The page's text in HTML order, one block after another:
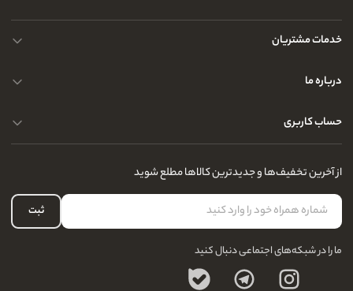
خدمات مشتریان
نحوه ارسال کالا
راهنمای قوانین و مقررات
تماس با ما
سوالات متداول
درباره ما
پرسش و پاسخ های متداول
مجله و بلاگ
حساب کاربری
لیست علاقه‌مندی
حساب کاربری
از آخرین تخفیف‌ها و جدیدترین کالاها مطلع شوید
ثبت
ما را در شبکه‌های اجتماعی دنبال کنید